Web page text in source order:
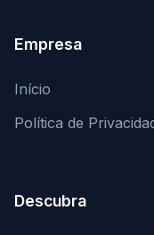
Empresa
Início
Política de
Descubra